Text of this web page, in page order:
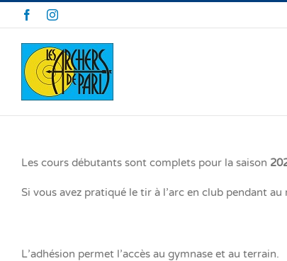
FacebookInstagram
Les cours débutants sont complets pour la saison
Si vous avez pratiqué le tir à l’arc en club pendant
L’adhésion permet l’accès au gymnase et au terrain.